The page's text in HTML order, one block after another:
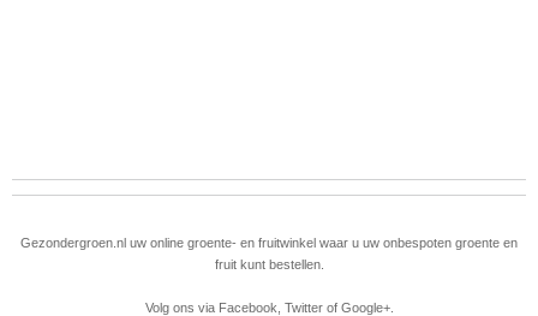
Gezondergroen.nl uw online groente- en fruitwinkel waar u uw onbespoten groente en
fruit kunt bestellen.
Volg ons via Facebook Twitterof Google+.